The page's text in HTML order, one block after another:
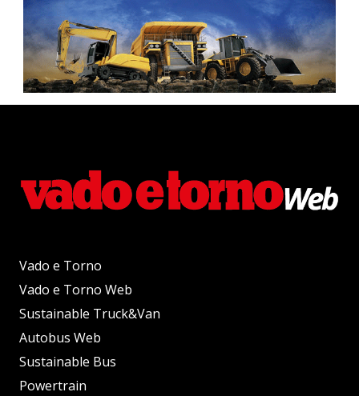
Vado e Torno
Vado e Torno Web
Sustainable Truck&Van
Autobus Web
Sustainable Bus
Powertrain